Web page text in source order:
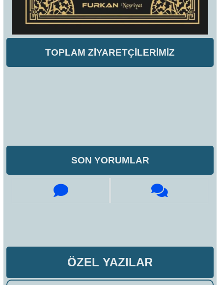
TOPLAM ZİYARETÇİLERİMİZ
SON YORUMLAR
ÖZEL YAZILAR